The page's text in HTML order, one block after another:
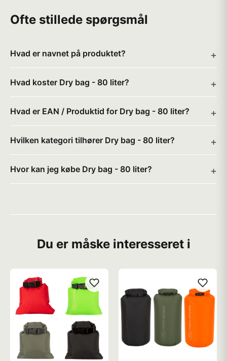
Ofte stillede spørgsmål
Hvad er navnet på produktet?
Hvad koster Dry bag - 80 liter?
Hvad er EAN / Produktid for Dry bag - 80 liter?
Hvilken kategori tilhører Dry bag - 80 liter?
Hvor kan jeg købe Dry bag - 80 liter?
Du er måske interesseret i